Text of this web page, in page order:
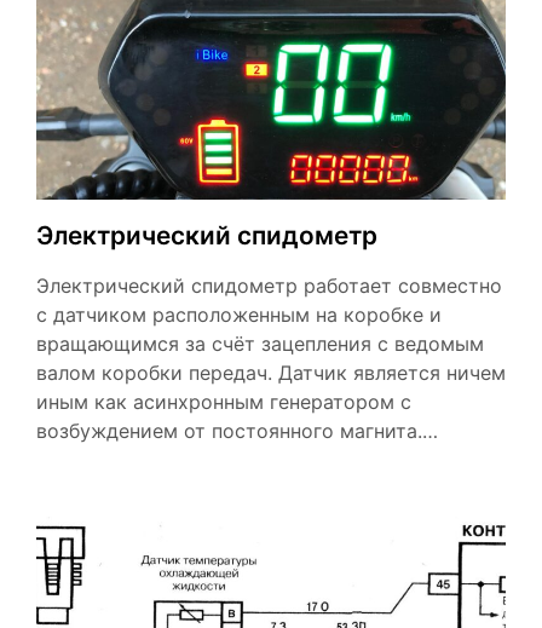
Электрический спидометр
Электрический спидометр работает совместно
с датчиком расположенным на коробке и
вращающимся за счёт зацепления с ведомым
валом коробки передач. Датчик является ничем
иным как асинхронным генератором с
возбуждением от постоянного магнита.…